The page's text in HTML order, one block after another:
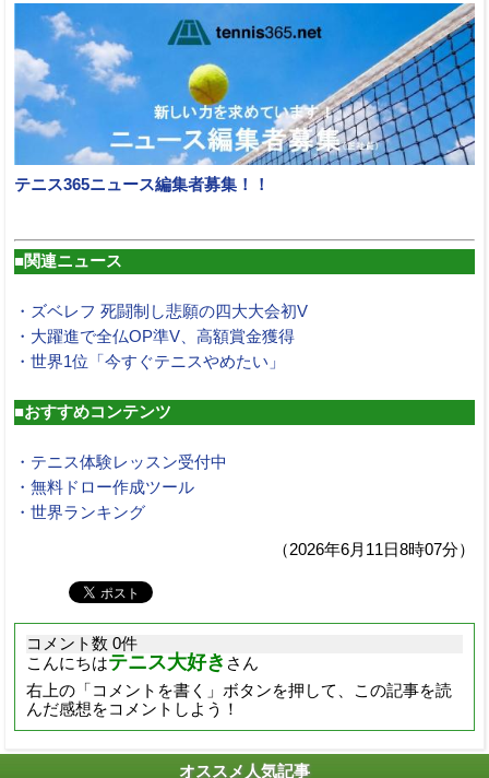
テニス365ニュース編集者募集！！
■関連ニュース
・ズベレフ 死闘制し悲願の四大大会初V
・大躍進で全仏OP準V、高額賞金獲得
・世界1位「今すぐテニスやめたい」
■おすすめコンテンツ
・テニス体験レッスン受付中
・無料ドロー作成ツール
・世界ランキング
（2026年6月11日8時07分）
コメント数 0件
こんにちはテニス大好き さん
右上の「コメントを書く」ボタンを押して、この記事を読
んだ感想をコメントしよう！
オススメ人気記事